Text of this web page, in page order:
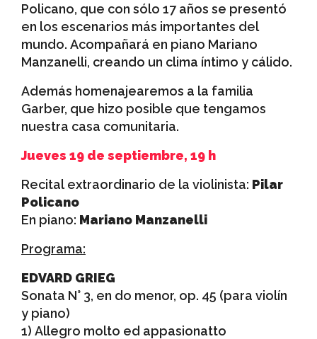
Policano, que con sólo 17 años se presentó
en los escenarios más importantes del
mundo. Acompañará en piano Mariano
Manzanelli, creando un clima íntimo y cálido.
Además homenajearemos a la familia
Garber, que hizo posible que tengamos
nuestra casa comunitaria.
Jueves 19 de septiembre, 19 h
Recital extraordinario de la violinista: Pilar
Policano
En piano: Mariano Manzanelli
Programa:
EDVARD GRIEG
Sonata N° 3, en do menor, op. 45 (para violín
y piano)
1) Allegro molto ed appasionatto